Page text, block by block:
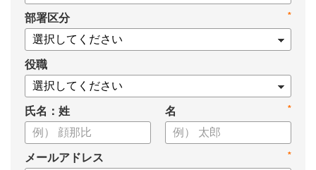
から始める方も安心です。評価シートフォーマットの作成や素
案の生成など、コピペで使えるプロンプトも収録！
生成AIを「壁打ち相手」や「作業アシスタント」にして、明日か
らの人事業務を効率化してみませんか？
【資料の内容】
・人事担当者に聞いた「生成AI活用に関する実態調査」
・生成AI利用における注意点やルール
・今日から使えるプロンプト集（人事評価、エンゲージメント業
務）
*
部署区分
役職
氏名：姓 *
名
*
メールアドレス